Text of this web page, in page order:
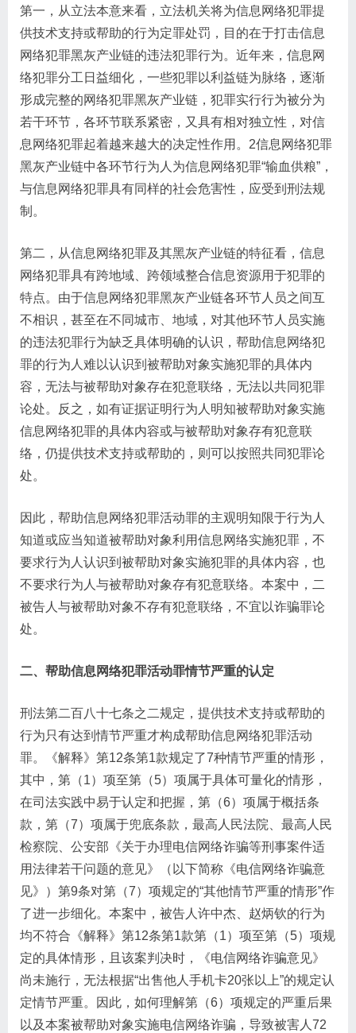
第一，从立法本意来看，立法机关将为信息网络犯罪提
供技术支持或帮助的行为定罪处罚，目的在于打击信息
网络犯罪黑灰产业链的违法犯罪行为。近年来，信息网
络犯罪分工日益细化，一些犯罪以利益链为脉络，逐渐
形成完整的网络犯罪黑灰产业链，犯罪实行行为被分为
若干环节，各环节联系紧密，又具有相对独立性，对信
息网络犯罪起着越来越大的决定性作用。2信息网络犯罪
黑灰产业链中各环节行为人为信息网络犯罪“输血供粮”，
与信息网络犯罪具有同样的社会危害性，应受到刑法规
制。
第二，从信息网络犯罪及其黑灰产业链的特征看，信息
网络犯罪具有跨地域、跨领域整合信息资源用于犯罪的
特点。由于信息网络犯罪黑灰产业链各环节人员之间互
不相识，甚至在不同城市、地域，对其他环节人员实施
的违法犯罪行为缺乏具体明确的认识，帮助信息网络犯
罪的行为人难以认识到被帮助对象实施犯罪的具体内
容，无法与被帮助对象存在犯意联络，无法以共同犯罪
论处。反之，如有证据证明行为人明知被帮助对象实施
信息网络犯罪的具体内容或与被帮助对象存有犯意联
络，仍提供技术支持或帮助的，则可以按照共同犯罪论
处。
因此，帮助信息网络犯罪活动罪的主观明知限于行为人
知道或应当知道被帮助对象利用信息网络实施犯罪，不
要求行为人认识到被帮助对象实施犯罪的具体内容，也
不要求行为人与被帮助对象存有犯意联络。本案中，二
被告人与被帮助对象不存有犯意联络，不宜以诈骗罪论
处。
二、帮助信息网络犯罪活动罪情节严重的认定
刑法第二百八十七条之二规定，提供技术支持或帮助的
行为只有达到情节严重才构成帮助信息网络犯罪活动
罪。《解释》第12条第1款规定了7种情节严重的情形，
其中，第（1）项至第（5）项属于具体可量化的情形，
在司法实践中易于认定和把握，第（6）项属于概括条
款，第（7）项属于兜底条款，最高人民法院、最高人民
检察院、公安部《关于办理电信网络诈骗等刑事案件适
用法律若干问题的意见》（以下简称《电信网络诈骗意
见》）第9条对第（7）项规定的“其他情节严重的情形”作
了进一步细化。本案中，被告人许中杰、赵炳钦的行为
均不符合《解释》第12条第1款第（1）项至第（5）项规
定的具体情形，且该案判决时，《电信网络诈骗意见》
尚未施行，无法根据“出售他人手机卡20张以上”的规定认
定情节严重。因此，如何理解第（6）项规定的严重后果
以及本案被帮助对象实施电信网络诈骗，导致被害人72